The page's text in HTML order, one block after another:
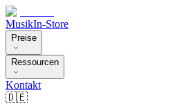
MusikIn-Store
Preise
Ressourcen
Kontakt
🇩🇪